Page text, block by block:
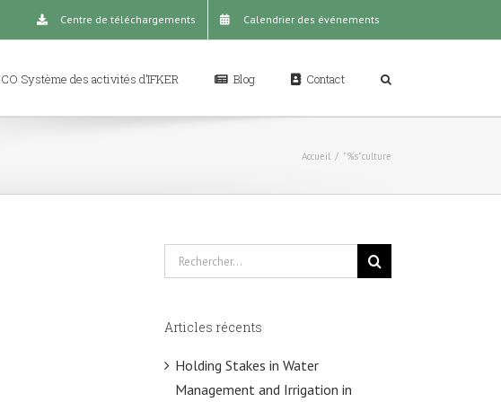
Centre de téléchargements Calendrier des événements
Système des activités d’IFKER Blog Contact
Accueil / "%s"culture
Rechercher
Articles récents
Holding Stakes in Water
Management and Irrigation in